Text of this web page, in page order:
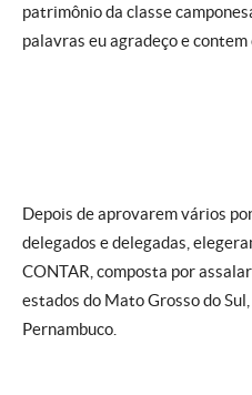
patrimônio da classe
palavras eu agradeço e contem
Depois de aprovarem vários
delegados e delegadas,
CONTAR, composta por
estados do Mato Grosso do
Pernambuco.